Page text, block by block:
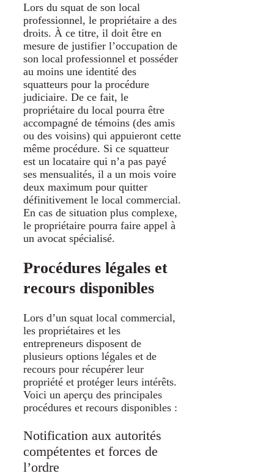
Lors du squat de son local
professionnel, le propriétaire a des
droits. À ce titre, il doit être en
mesure de justifier l’occupation de
son local professionnel et posséder
au moins une identité des
squatteurs pour la procédure
judiciaire. De ce fait, le
propriétaire du local pourra être
accompagné de témoins (des amis
ou des voisins) qui appuieront cette
même procédure. Si ce squatteur
est un locataire qui n’a pas payé
ses mensualités, il a un mois voire
deux maximum pour quitter
définitivement le local commercial.
En cas de situation plus complexe,
le propriétaire pourra faire appel à
un avocat spécialisé.
Procédures légales et
recours disponibles
Lors d’un squat local commercial,
les propriétaires et les
entrepreneurs disposent de
plusieurs options légales et de
recours pour récupérer leur
propriété et protéger leurs intérêts.
Voici un aperçu des principales
procédures et recours disponibles :
Notification aux autorités
compétentes et forces de
l’ordre